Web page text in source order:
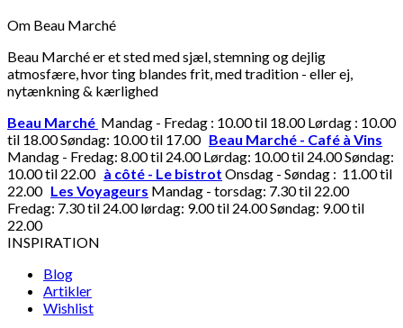
Om Beau Marché
Beau Marché er et sted med sjæl, stemning og dejlig
atmosfære, hvor ting blandes frit, med tradition - eller ej,
nytænkning & kærlighed
Beau Marché Mandag - Fredag : 10.00 til 18.00 Lørdag : 10.00
til 18.00 Søndag: 10.00 til 17.00 Beau Marché - Café à Vins
Mandag - Fredag: 8.00 til 24.00 Lørdag: 10.00 til 24.00 Søndag:
10.00 til 22.00 à côté - Le bistrot Onsdag - Søndag : 11.00 til
22.00 Les Voyageurs Mandag - torsdag: 7.30 til 22.00
Fredag: 7.30 til 24.00 lørdag: 9.00 til 24.00 Søndag: 9.00 til
22.00
INSPIRATION
Blog
Artikler
Wishlist